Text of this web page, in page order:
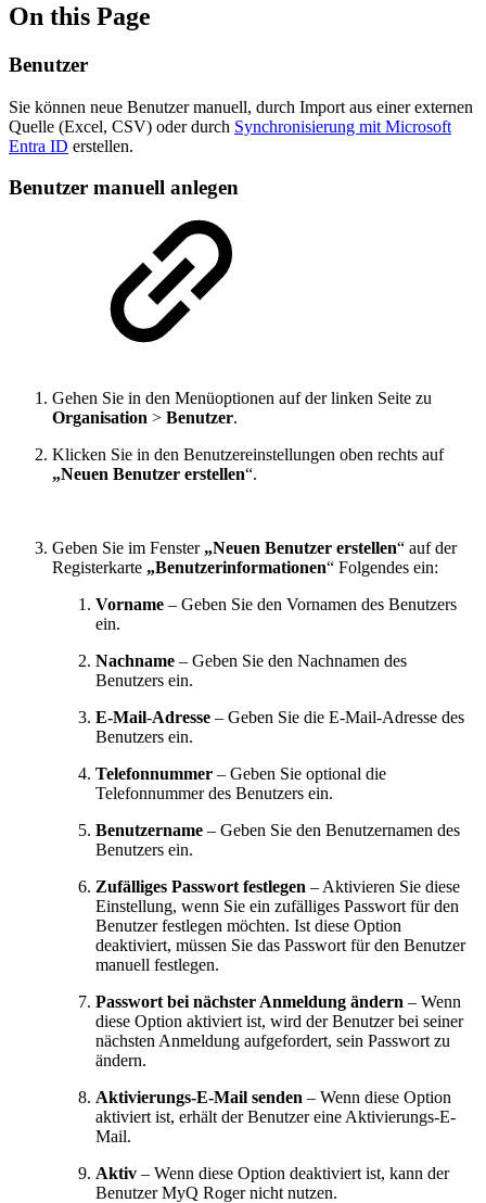
On this Page
Benutzer
Sie können neue Benutzer manuell, durch Import aus einer externen
Quelle (Excel, CSV) oder durch Synchronisierung mit Microsoft
Entra ID erstellen.
Benutzer manuell anlegen
Gehen Sie in den Menüoptionen auf der linken Seite zu
Organisation > Benutzer.
Klicken Sie in den Benutzereinstellungen oben rechts auf
„Neuen Benutzer erstellen“.
Geben Sie im Fenster „Neuen Benutzer erstellen“ auf der
Registerkarte „Benutzerinformationen“ Folgendes ein:
Vorname – Geben Sie den Vornamen des Benutzers
ein.
Nachname – Geben Sie den Nachnamen des
Benutzers ein.
E-Mail-Adresse – Geben Sie die E-Mail-Adresse des
Benutzers ein.
Telefonnummer – Geben Sie optional die
Telefonnummer des Benutzers ein.
Benutzername – Geben Sie den Benutzernamen des
Benutzers ein.
Zufälliges Passwort festlegen – Aktivieren Sie diese
Einstellung, wenn Sie ein zufälliges Passwort für den
Benutzer festlegen möchten. Ist diese Option
deaktiviert, müssen Sie das Passwort für den Benutzer
manuell festlegen.
Passwort bei nächster Anmeldung ändern – Wenn
diese Option aktiviert ist, wird der Benutzer bei seiner
nächsten Anmeldung aufgefordert, sein Passwort zu
ändern.
Aktivierungs-E-Mail senden – Wenn diese Option
aktiviert ist, erhält der Benutzer eine Aktivierungs-E-
Mail.
Aktiv – Wenn diese Option deaktiviert ist, kann der
Benutzer MyQ Roger nicht nutzen.